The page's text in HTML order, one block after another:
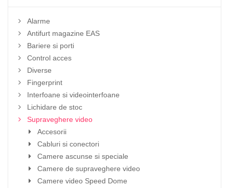
Alarme
Antifurt magazine EAS
Bariere si porti
Control acces
Diverse
Fingerprint
Interfoane si videointerfoane
Lichidare de stoc
Supraveghere video
Accesorii
Cabluri si conectori
Camere ascunse si speciale
Camere de supraveghere video
Camere video Speed Dome